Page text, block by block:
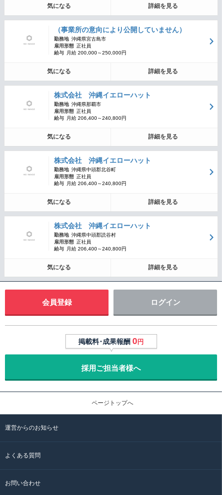
気になる 詳細を見る
（事業所の意向により公開していません）
勤務地 沖縄県宮古島市
雇用形態 正社員
給与
月給 200,000～250,000円
気になる 詳細を見る
株式会社 沖縄イエローハット
勤務地 沖縄県那覇市
雇用形態 正社員
給与
月給 206,400～240,800円
気になる 詳細を見る
株式会社 沖縄イエローハット
勤務地 沖縄県中頭郡北谷町
雇用形態 正社員
給与
月給 206,400～240,800円
気になる 詳細を見る
株式会社 沖縄イエローハット
勤務地 沖縄県中頭郡読谷村
雇用形態 正社員
給与
月給 206,400～240,800円
気になる 詳細を見る
会員登録 ログイン
掲載料･成果報酬 0円
採用ご担当者様へ
ページトップへ
運営からのお知らせ
よくある質問
お問い合わせ